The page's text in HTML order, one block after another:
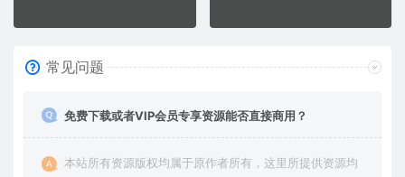
常见问题
免费下载或者VIP会员专享资源能否直接商用？
本站所有资源版权均属于原作者所有，这里所提供资源均